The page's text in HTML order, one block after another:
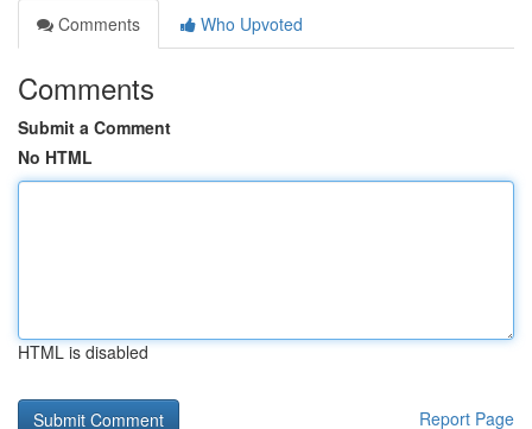
Comments
Who Upvoted
Comments
Submit a Comment
No HTML
HTML is disabled
Report Page